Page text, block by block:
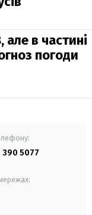
в частині
погоди
390 5077